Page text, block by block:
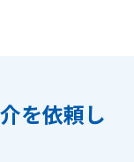
を依頼し